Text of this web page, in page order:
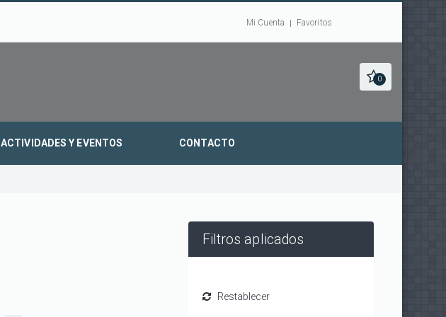
Mi Cuenta Favoritos
0
ACTIVIDADES Y EVENTOS CONTACTO
Filtros aplicados